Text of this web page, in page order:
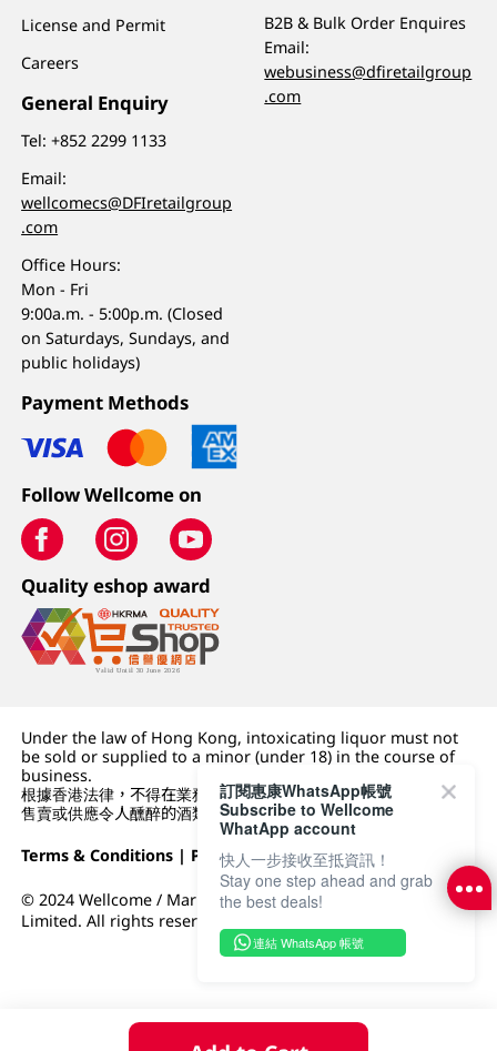
License and Permit
Careers
General Enquiry
Tel:+852 2299 1133
Email:
wellcomecs@DFIretailgroup
.com
Office Hours:
Mon - Fri
9:00a.m. - 5:00p.m. (Closed
on Saturdays, Sundays, and
public holidays)
B2B & Bulk Order Enquires
Email:
webusiness@dfiretailgroup
.com
Payment Methods
Follow Wellcome on
Quality eshop award
Under the law of Hong Kong, intoxicating liquor must not
be sold or supplied to a minor (under 18) in the course of
business.
根據香港法律，不得在業務過程中，向未成年人 (18 歲以下人士)
售賣或供應令人醺醉的酒類。
Terms & Conditions | Privacy Policy|DFI Retail Group
© 2024 Wellcome / Market Place. The Dairy Farm Company
Limited. All rights reserved.
訂閱惠康WhatsApp帳號
Subscribe to Wellcome
WhatApp account
快人一步接收至抵資訊！
Stay one step ahead and grab
the best deals!
連結 WhatsApp 帳號